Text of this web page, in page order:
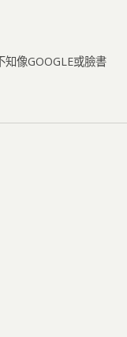
像GOOGLE或臉書